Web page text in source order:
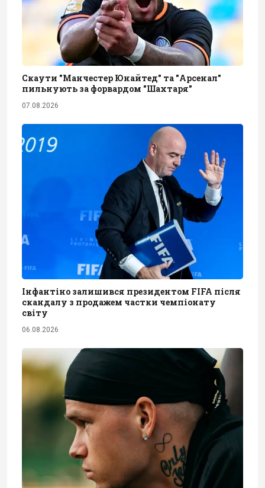
Скаути "Манчестер Юнайтед" та "Арсенал"
пильнують за форвардом "Шахтаря"
07.08.2026
Інфантіно залишився президентом FIFA після
скандалу з продажем частки чемпіонату
світу
06.08.2026